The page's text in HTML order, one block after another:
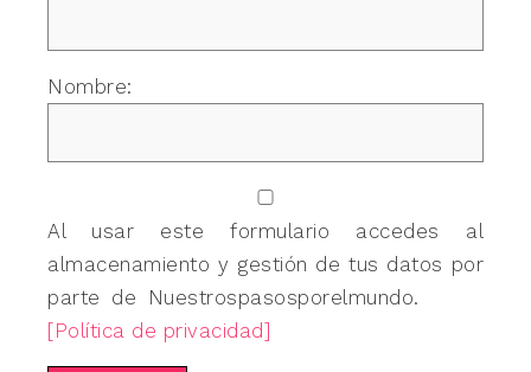
Nombre:
Al usar este formulario accedes al
almacenamiento y gestión de tus datos por
parte de Nuestrospasosporelmundo.
[Política de privacidad]